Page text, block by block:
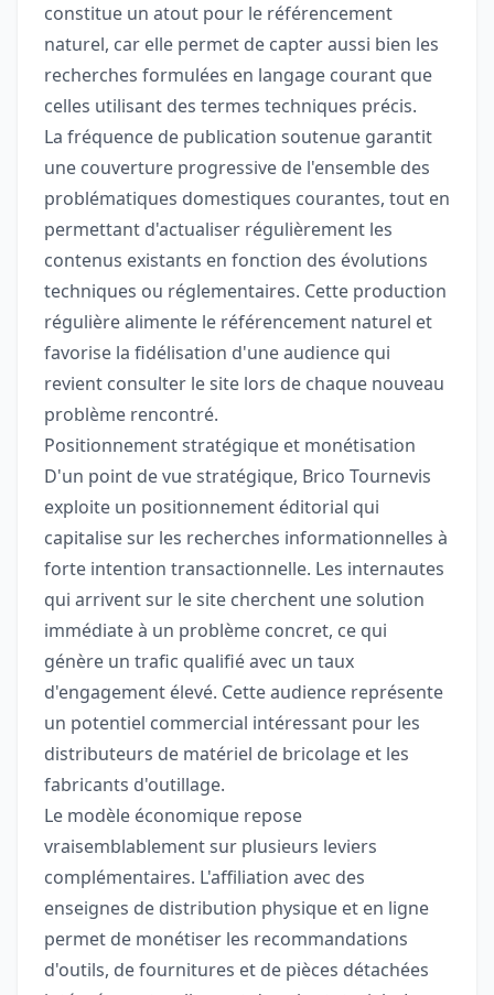
constitue un atout pour le référencement
naturel, car elle permet de capter aussi bien les
recherches formulées en langage courant que
celles utilisant des termes techniques précis.
La fréquence de publication soutenue garantit
une couverture progressive de l'ensemble des
problématiques domestiques courantes, tout en
permettant d'actualiser régulièrement les
contenus existants en fonction des évolutions
techniques ou réglementaires. Cette production
régulière alimente le référencement naturel et
favorise la fidélisation d'une audience qui
revient consulter le site lors de chaque nouveau
problème rencontré.
Positionnement stratégique et monétisation
D'un point de vue stratégique, Brico Tournevis
exploite un positionnement éditorial qui
capitalise sur les recherches informationnelles à
forte intention transactionnelle. Les internautes
qui arrivent sur le site cherchent une solution
immédiate à un problème concret, ce qui
génère un trafic qualifié avec un taux
d'engagement élevé. Cette audience représente
un potentiel commercial intéressant pour les
distributeurs de matériel de bricolage et les
fabricants d'outillage.
Le modèle économique repose
vraisemblablement sur plusieurs leviers
complémentaires. L'affiliation avec des
enseignes de distribution physique et en ligne
permet de monétiser les recommandations
d'outils, de fournitures et de pièces détachées